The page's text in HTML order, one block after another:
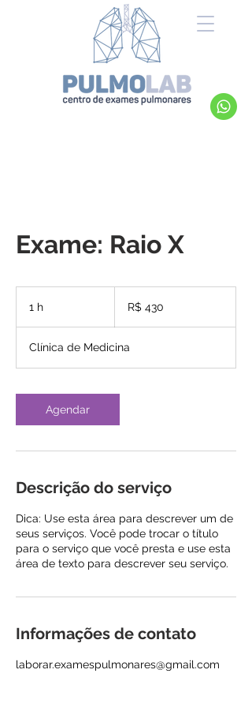
Exame: Raio X
1 h
brasileiros
R$ 430
Clínica de Medicina
Agendar
Descrição do serviço
Dica: Use esta área para descrever um de
seus serviços. Você pode trocar o título
para o serviço que você presta e use esta
área de texto para descrever seu serviço.
Informações de contato
laborar.examespulmonares@gmail.com